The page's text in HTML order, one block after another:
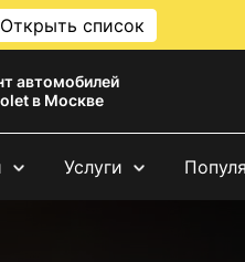
Открыть список
автомобилей
в Москве
Услуги